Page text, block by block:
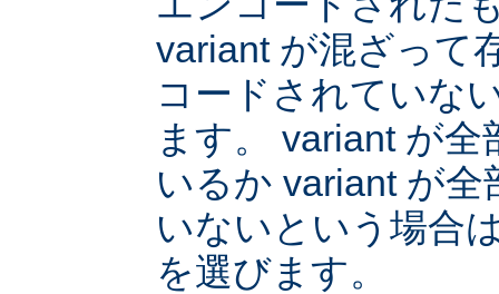
variant が混ざって
コードされていな
ます。 variant が
いるか variant が
いないという場合
を選びます。